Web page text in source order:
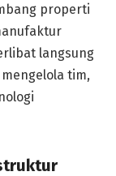
properti
langsung
tim,